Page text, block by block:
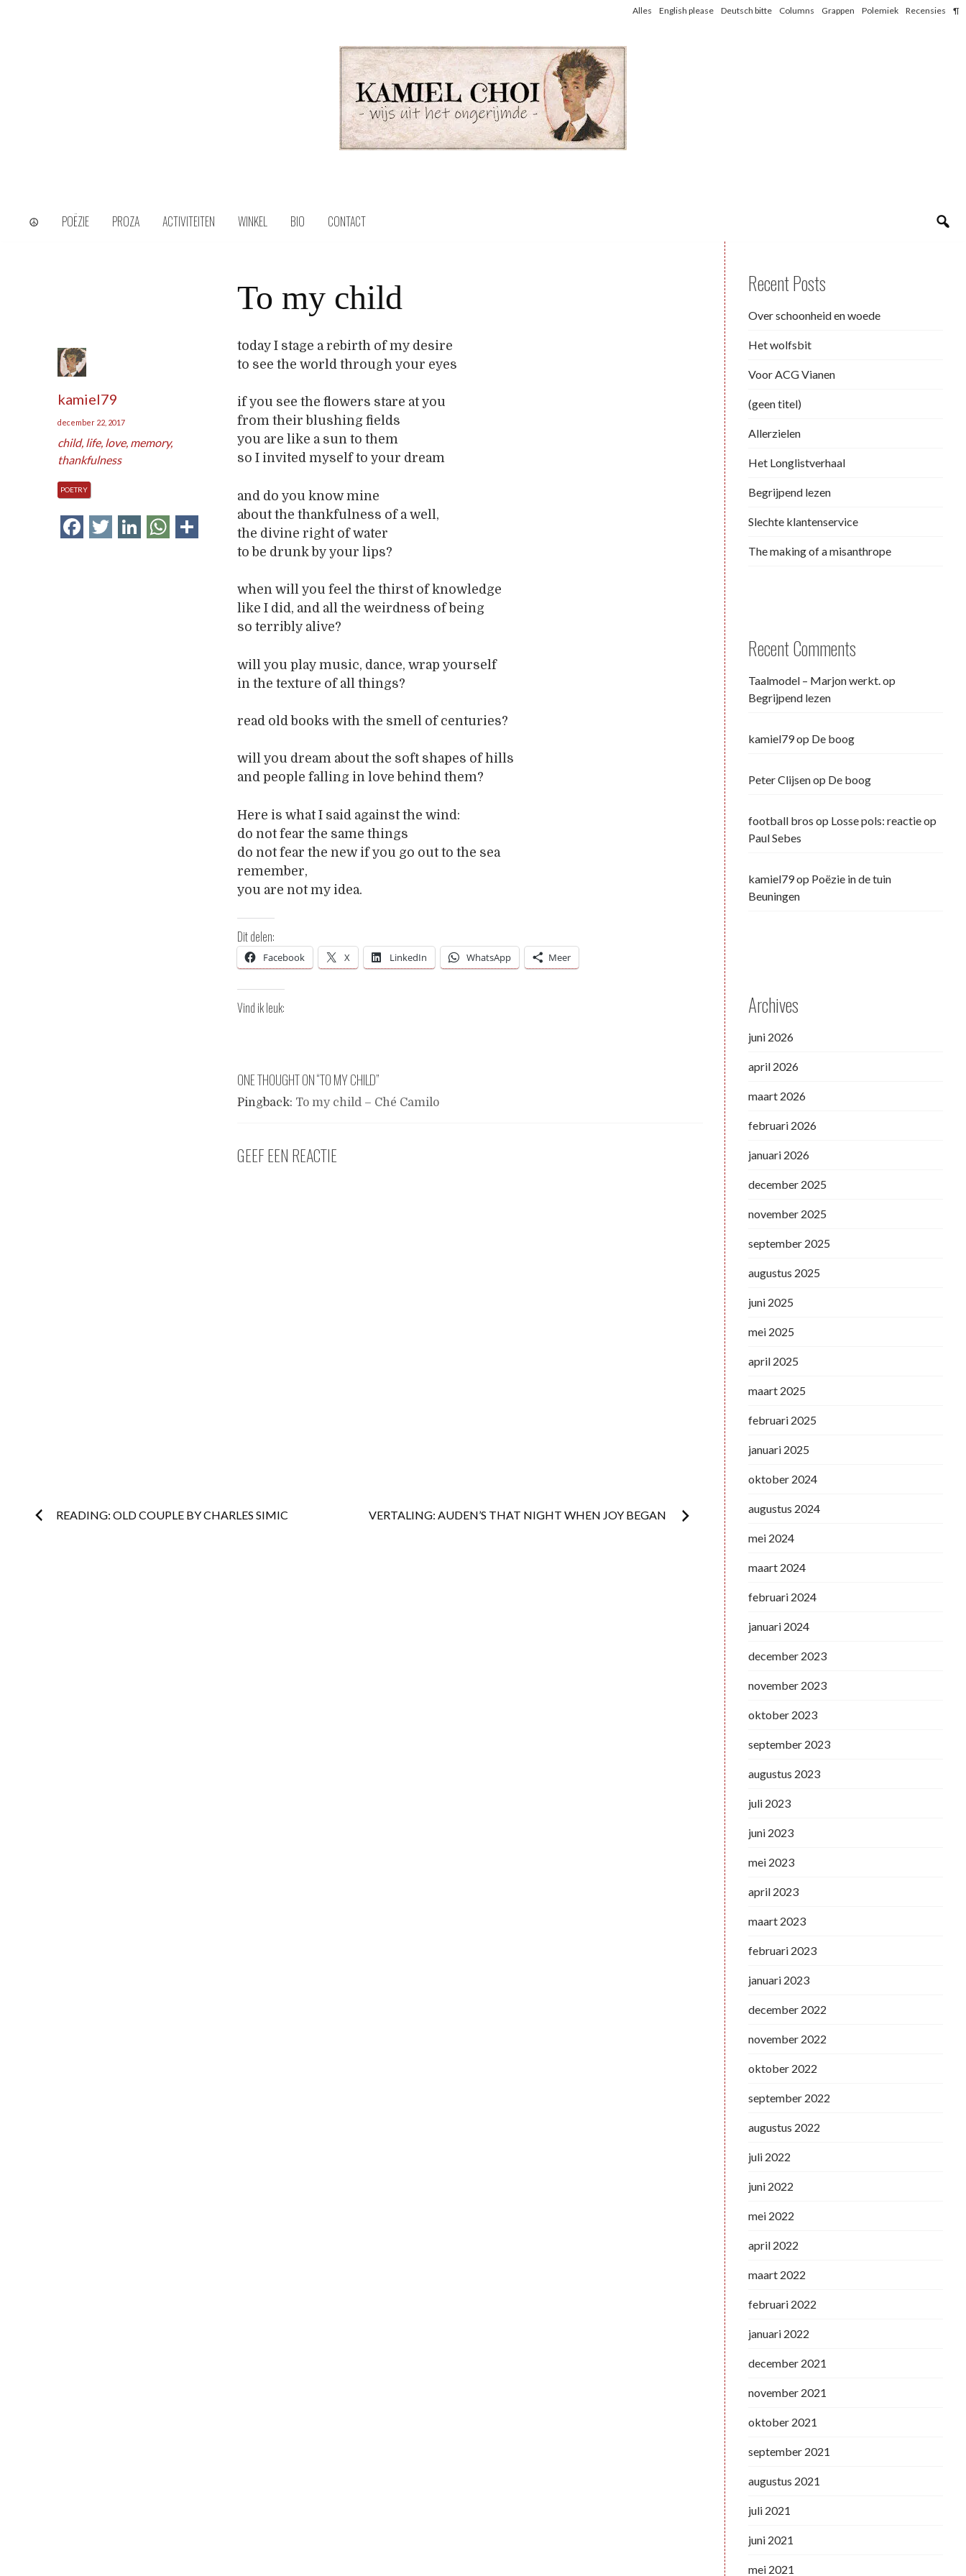
Alles English please Deutsch bitte Columns Grappen Polemiek Recensies ¶
☮ POËZIE PROZA ACTIVITEITEN WINKEL BIO CONTACT
To my child
kamiel79
december 22, 2017
child, life, love, memory,
thankfulness
POETRY
Facebook
Twitter
LinkedInWhatsApp
Delen
today I stage a rebirth of my desire
to see the world through your eyes
if you see the flowers stare at you
from their blushing fields
you are like a sun to them
so I invited myself to your dream
and do you know mine
about the thankfulness of a well,
the divine right of water
to be drunk by your lips?
when will you feel the thirst of knowledge
like I did, and all the weirdness of being
so terribly alive?
will you play music, dance, wrap yourself
in the texture of all things?
read old books with the smell of centuries?
will you dream about the soft shapes of hills
and people falling in love behind them?
Here is what I said against the wind:
do not fear the same things
do not fear the new if you go out to the sea
remember,
you are not my idea.
Dit delen:
Facebook X LinkedIn WhatsApp Meer
Vind ik leuk:
ONE THOUGHT ON “TO MY CHILD”
Pingback: To my child – Ché Camilo
GEEF EEN REACTIE
Post
READING: OLD COUPLE BY CHARLES SIMIC VERTALING: AUDEN’S THAT NIGHT WHEN JOY BEGAN
Recent Posts
Over schoonheid en woede
Het wolfsbit
Voor ACG Vianen
(geen titel)
Allerzielen
Het Longlistverhaal
Begrijpend lezen
Slechte klantenservice
The making of a misanthrope
Recent Comments
Taalmodel – Marjon werkt.op
Begrijpend lezen
kamiel79op De boog
Peter Clijsenop De boog
football bros op Losse pols: reactie op
Paul Sebes
kamiel79op Poëzie in de tuin
Beuningen
Archives
juni 2026
april 2026
maart 2026
februari 2026
januari 2026
december 2025
november 2025
september 2025
augustus 2025
juni 2025
mei 2025
april 2025
maart 2025
februari 2025
januari 2025
oktober 2024
augustus 2024
mei 2024
maart 2024
februari 2024
januari 2024
december 2023
november 2023
oktober 2023
september 2023
augustus 2023
juli 2023
juni 2023
mei 2023
april 2023
maart 2023
februari 2023
januari 2023
december 2022
november 2022
oktober 2022
september 2022
augustus 2022
juli 2022
juni 2022
mei 2022
april 2022
maart 2022
februari 2022
januari 2022
december 2021
november 2021
oktober 2021
september 2021
augustus 2021
juli 2021
juni 2021
mei 2021